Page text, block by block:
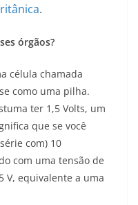
.
órgãos?
célula chamada
como uma pilha.
ter 1,5 Volts, um
que se você
com) 10
com uma tensão de
V, equivalente a uma